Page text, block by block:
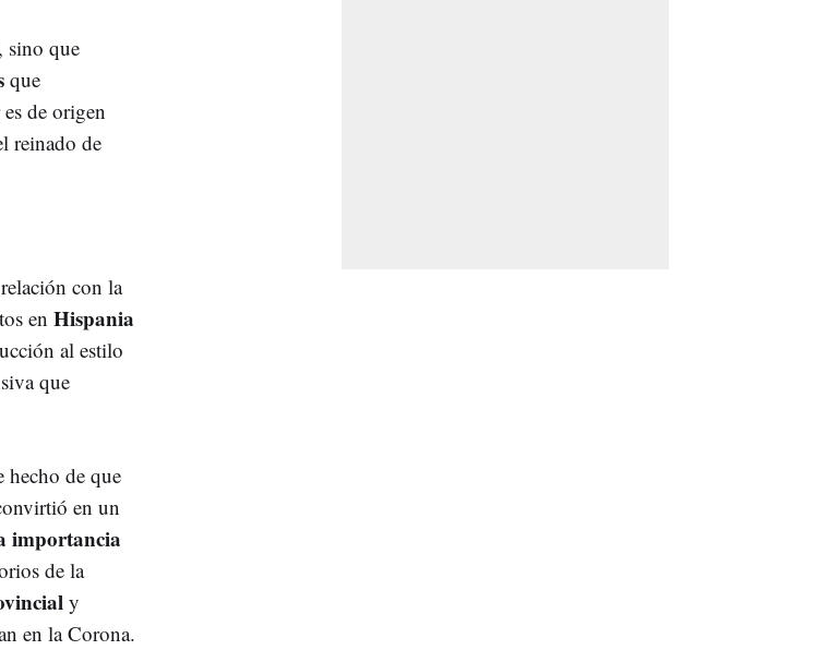
sino que
que
de origen
reinado de
con la
en Hispania
al estilo
que
hecho de que
en un
importancia
de la
y
en la Corona.